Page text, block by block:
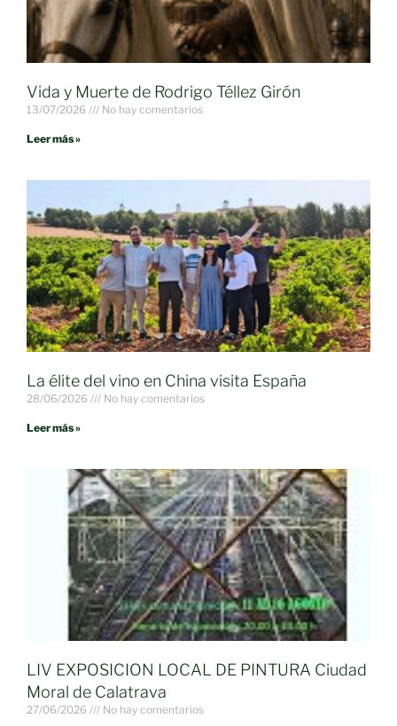
Vida y Muerte de Rodrigo Téllez Girón
13/07/2026 No hay comentarios
Leer más »
La élite del vino en China visita España
28/06/2026 No hay comentarios
Leer más »
LIV EXPOSICION LOCAL DE PINTURA Ciudad
Moral de Calatrava
27/06/2026 No hay comentarios